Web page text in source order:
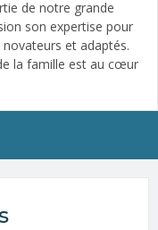
de notre grande
son expertise pour
et adaptés.
la famille est au cœur